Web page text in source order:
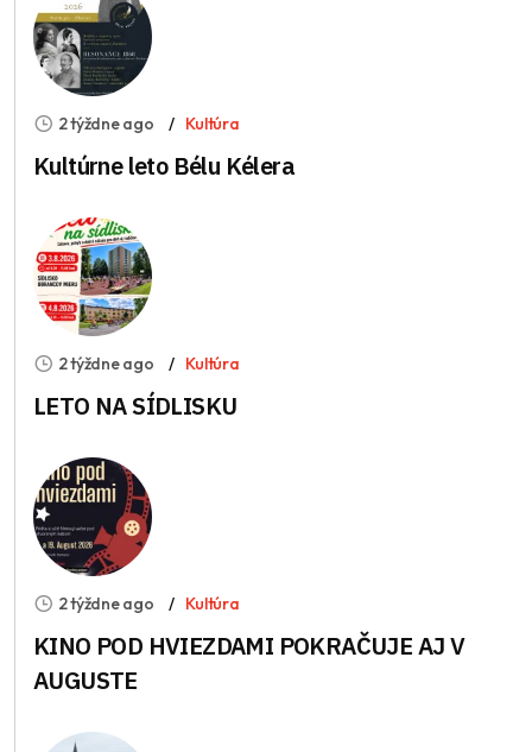
2 týždne ago Kultúra
Kultúrne leto Bélu Kélera
2 týždne ago Kultúra
LETO NA SÍDLISKU
2 týždne ago Kultúra
KINO POD HVIEZDAMI POKRAČUJE AJ V
AUGUSTE